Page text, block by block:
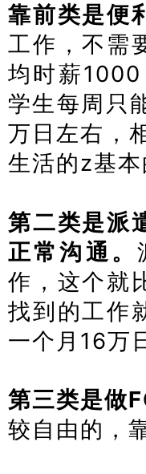
靠前类是便
工作，不需
均时薪
学生每周只
万日左右，
生活的z基本
第二类是派
正常沟通。
作，这个就
找到的工作
一个月16万
第三类是做
较自由的，